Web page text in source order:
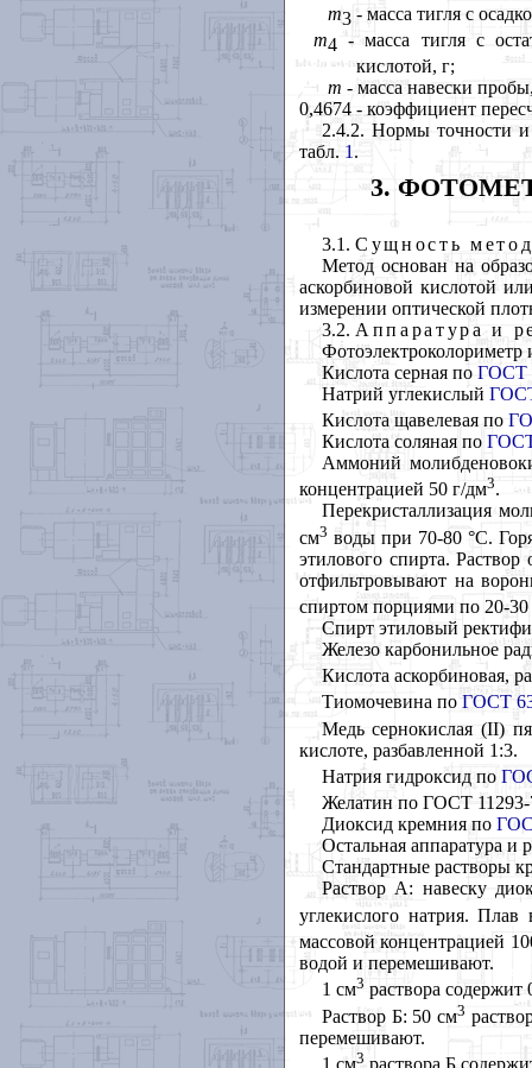
m3 - масса тигля с
m4 - масса тигля с
кислотой, г;
m - масса навески
0,4674 - коэффициент
2.4.2. Нормы точности и
табл. 1 .
3.
3.1. Сущность
Метод основан на
аскорбиновой кислотой
измерении оптической
3.2. Аппаратура и
Фотоэлектроколориметр
Кислота серная по ГОСТ
Натрий углекислый
Кислота щавелевая по
Кислота соляная по
Аммоний
концентрацией 50 г/дм3.
Перекристаллизация
см3 воды при 70-80 °С.
этилового спирта.
отфильтровывают на
спиртом порциями по 20-
Спирт этиловый
Железо карбонильное
Кислота аскорбиновая,
Тиомочевина поГОСТ
Медь сернокислая (II)
кислоте, разбавленной 1:3.
Натрия гидроксид по
Желатин по ГОСТ 11293-
Диоксид кремния по
Остальная аппаратура и
Стандартные растворы
Раствор А: навеску
углекислого натрия.
массовой концентрацией
водой и перемешивают.
1 см3 раствора содержит
Раствор Б: 50 см3
перемешивают.
3